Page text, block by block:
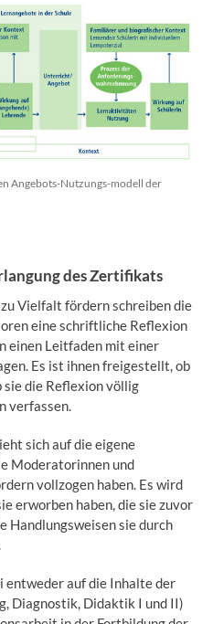
Angebots-Nutzungs-modell der
des Zertifikats
Vielfalt fördern schreiben die
eine schriftliche Reflexion
einen Leitfaden mit einer
Es ist ihnen freigestellt, ob
sie die Reflexion völlig
verfassen.
sich auf die eigene
Moderatorinnen und
vollzogen haben. Es wird
erworben haben, die sie zuvor
Handlungsweisen sie durch
entweder auf die Inhalte der
Diagnostik, Didaktik I und II)